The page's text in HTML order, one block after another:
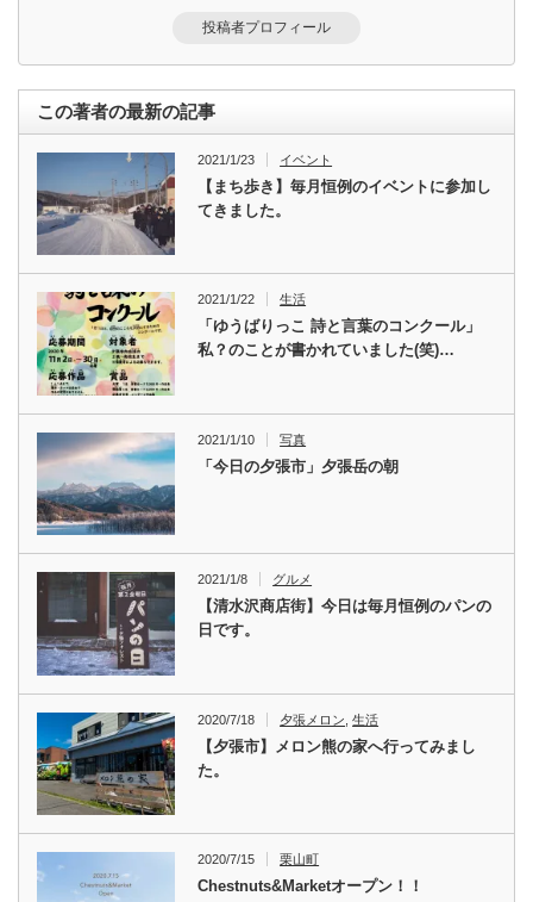
投稿者プロフィール
この著者の最新の記事
2021/1/23 イベント
【まち歩き】毎月恒例のイベントに参加し
てきました。
2021/1/22 生活
「ゆうばりっこ 詩と言葉のコンクール」
私？のことが書かれていました(笑)…
2021/1/10 写真
「今日の夕張市」夕張岳の朝
2021/1/8 グルメ
【清水沢商店街】今日は毎月恒例のパンの
日です。
2020/7/18 夕張メロン ,生活
【夕張市】メロン熊の家へ行ってみまし
た。
2020/7/15 栗山町
Chestnuts&Marketオープン！！